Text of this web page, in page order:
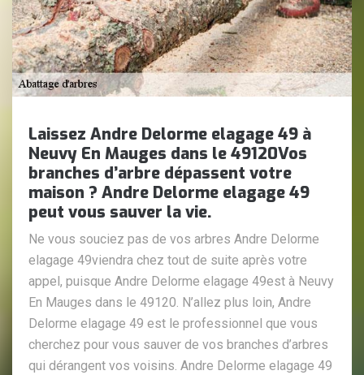
Laissez Andre Delorme elagage 49 à
Neuvy En Mauges dans le 49120Vos
branches d’arbre dépassent votre
maison ? Andre Delorme elagage 49
peut vous sauver la vie.
Ne vous souciez pas de vos arbres Andre Delorme
elagage 49viendra chez tout de suite après votre
appel, puisque Andre Delorme elagage 49est à Neuvy
En Mauges dans le 49120. N’allez plus loin, Andre
Delorme elagage 49 est le professionnel que vous
cherchez pour vous sauver de vos branches d’arbres
qui dérangent vos voisins. Andre Delorme elagage 49